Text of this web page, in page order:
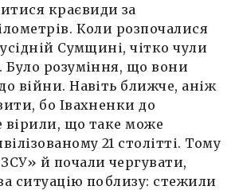
краєвиди за
Коли розпочалися
Сумщині, чітко чули
Було розуміння, що вони
війни. Навіть ближче, аніж
бо Івахненки до
вірили, що таке може
21 столітті. Тому
й почали чергувати,
ситуацію поблизу: стежили